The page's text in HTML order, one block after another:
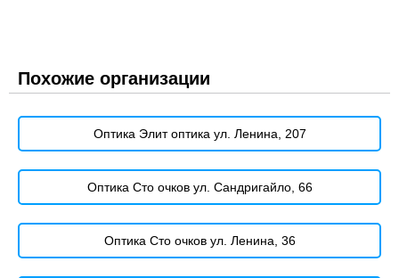
Похожие организации
Оптика Элит оптика ул. Ленина, 207
Оптика Сто очков ул. Сандригайло, 66
Оптика Сто очков ул. Ленина, 36